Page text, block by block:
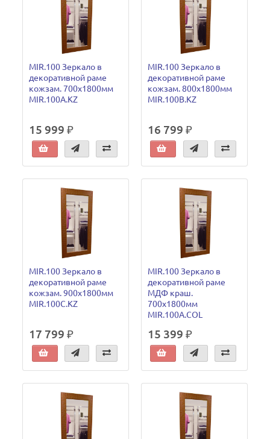
MIR.100 Зеркало в
декоративной раме
кожзам. 700х1800мм
MIR.100A.KZ
15 999 ₽
MIR.100 Зеркало в
декоративной раме
кожзам. 800х1800мм
MIR.100B.KZ
16 799 ₽
MIR.100 Зеркало в
декоративной раме
кожзам. 900х1800мм
MIR.100C.KZ
17 799 ₽
MIR.100 Зеркало в
декоративной раме
МДФ краш.
700х1800мм
MIR.100A.COL
15 399 ₽